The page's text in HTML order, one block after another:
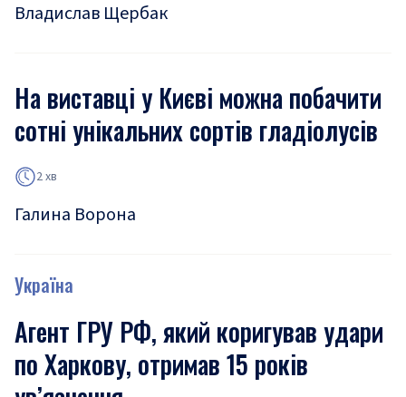
Владислав Щербак
На виставці у Києві можна побачити
сотні унікальних сортів гладіолусів
2 хв
Галина Ворона
Україна
Агент ГРУ РФ, який коригував удари
по Харкову, отримав 15 років